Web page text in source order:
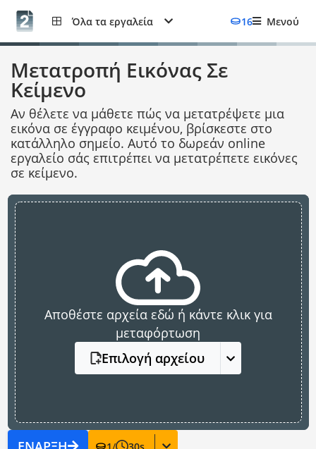
Όλα τα εργαλεία 16 Μενού
Μετατροπή Εικόνας Σε
Κείμενο
Αν θέλετε να μάθετε πώς να μετατρέψετε μια
εικόνα σε έγγραφο κειμένου, βρίσκεστε στο
κατάλληλο σημείο. Αυτό το δωρεάν online
εργαλείο σάς επιτρέπει να μετατρέπετε εικόνες
σε κείμενο.
Αποθέστε αρχεία εδώ ή κάντε κλικ για
μεταφόρτωση
Επιλογή αρχείου
1/ 30s